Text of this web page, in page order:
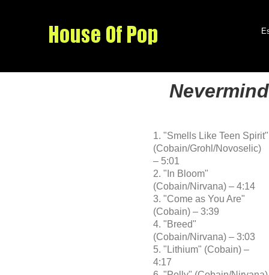
Nevermind
1. "Smells Like Teen Spirit"
(Cobain/Grohl/Novoselic)
– 5:01
2. "In Bloom"
(Cobain/Nirvana) – 4:14
3. "Come as You Are"
(Cobain) – 3:39
4. "Breed"
(Cobain/Nirvana) – 3:03
5. "Lithium" (Cobain) –
4:17